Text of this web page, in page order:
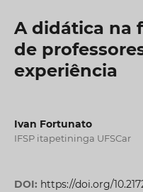
A didática na
de
experiência
Ivan Fortunato
IFSP itapetininga UFSCar
DOI: https://doi.org/